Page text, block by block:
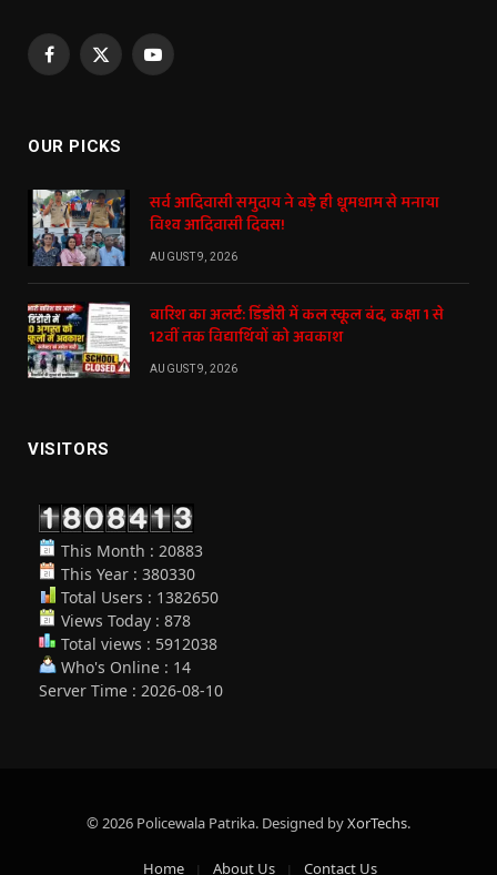
Facebook
X
YouTube
OUR PICKS
सर्व आदिवासी समुदाय ने बड़े ही धूमधाम से मनाया
विश्व आदिवासी दिवस!
AUGUST 9, 2026
बारिश का अलर्ट: डिंडौरी में कल स्कूल बंद, कक्षा 1 से
12वीं तक विद्यार्थियों को अवकाश
AUGUST 9, 2026
VISITORS
This Month : 20883
This Year : 380330
Total Users : 1382650
Views Today : 878
Total views : 5912038
Who's Online : 14
Server Time : 2026-08-10
© 2026 Policewala Patrika. Designed byXorTechs.
Home About Us Contact Us